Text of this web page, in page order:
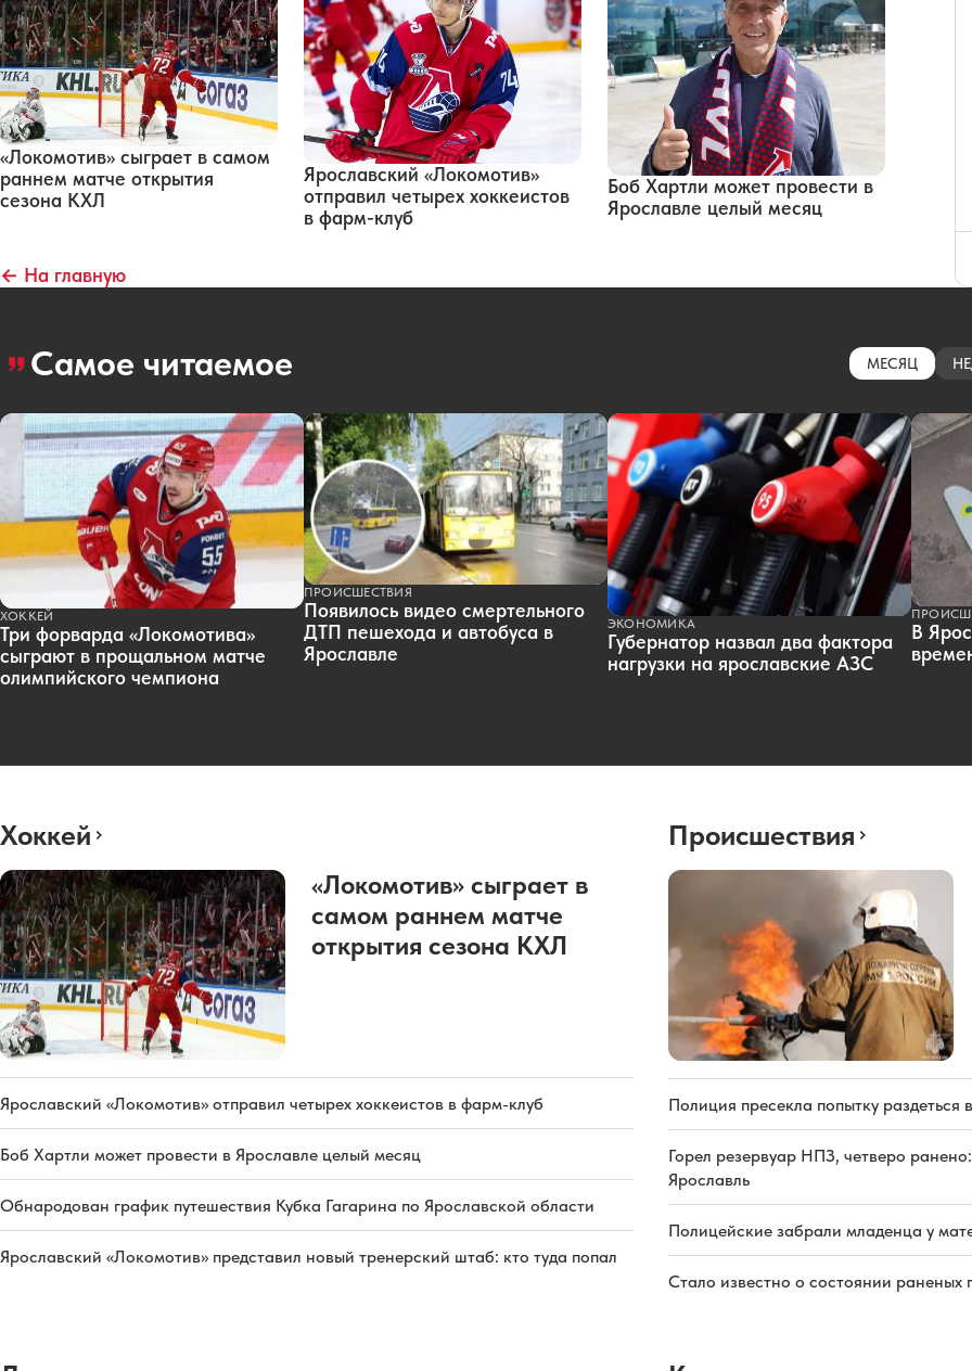
«Локомотив» сыграет в самом
раннем матче открытия
сезона КХЛ
Ярославский «Локомотив»
отправил четырех хоккеистов
в фарм-клуб
Боб Хартли может провести в
Ярославле целый месяц
← На главную
Самое читаемое МЕСЯЦ
ХОККЕЙ
Три форварда «Локомотива»
сыграют в прощальном матче
олимпийского чемпиона
ПРОИСШЕСТВИЯ
Появилось видео смертельного
ДТП пешехода и автобуса в
Ярославле
ЭКОНОМИКА
Губернатор назвал два фактора
нагрузки на ярославские АЗС
В
Хоккей
«Локомотив» сыграет в
самом раннем матче
открытия сезона КХЛ
Ярославский «Локомотив» отправил четырех хоккеистов в фарм-клуб
Боб Хартли может провести в Ярославле целый месяц
Обнародован график путешествия Кубка Гагарина по Ярославской области
Ярославский «Локомотив» представил новый тренерский штаб: кто туда попал
Происшествия
Полиция пресекла попытку раздеться
Горел резервуар НПЗ, четверо
Ярославль
Полицейские забрали младенца у
Стало известно о состоянии